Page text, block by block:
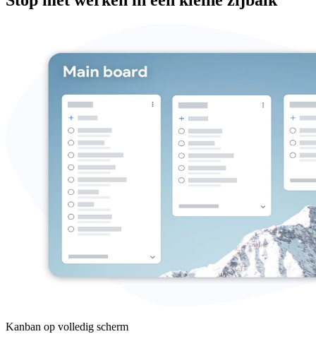
Kanban op volledig scherm